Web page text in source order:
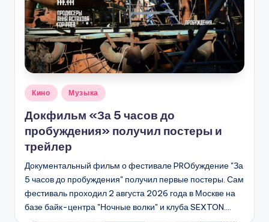
Опубликовано
Кино Музыка
Докфильм «За 5 часов до
пробуждения» получил постеры и
трейлер
Документальный фильм о фестивале PROбуждение "За
5 часов до пробуждения" получил первые постеры. Сам
фестиваль проходил 2 августа 2026 года в Москве на
базе байк-центра "Ночные волки" и клуба SEXTON.…